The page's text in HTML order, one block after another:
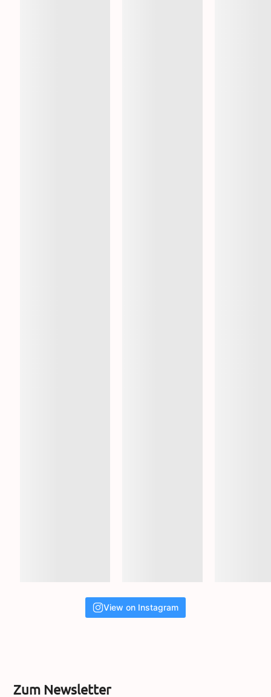
View on Instagram
Zum Newsletter